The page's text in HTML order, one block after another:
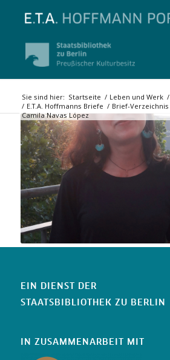
Sie sind hier: Startseite / Leben und Werk /
/ E.T.A. Hoffmanns Briefe / Brief-Verzeichnis
Camila Navas López
EIN DIENST DER
STAATSBIBLIOTHEK ZU BERLIN
IN ZUSAMMENARBEIT MIT